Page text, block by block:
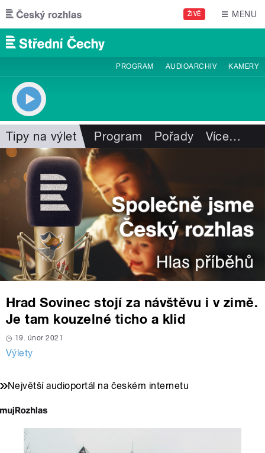
Přejít k hlavnímu obsahu
ŽIVĚ MENU
PROGRAM AUDIOARCHIV KAMERY
Tipy na výlet Program Pořady Více…
Hrad Sovinec stojí za návštěvu i v zimě.
Je tam kouzelné ticho a klid
19. únor 2021
Výlety
Největší audioportál na českém internetu